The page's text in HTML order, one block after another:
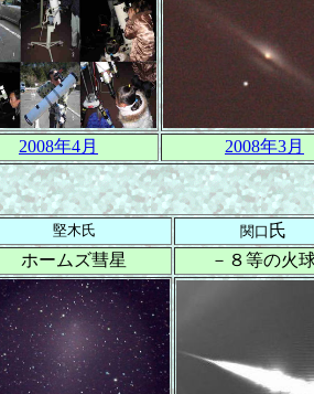
2008年4月 2008年3月
堅木氏 関口 氏
ホームズ彗星
－８等の火